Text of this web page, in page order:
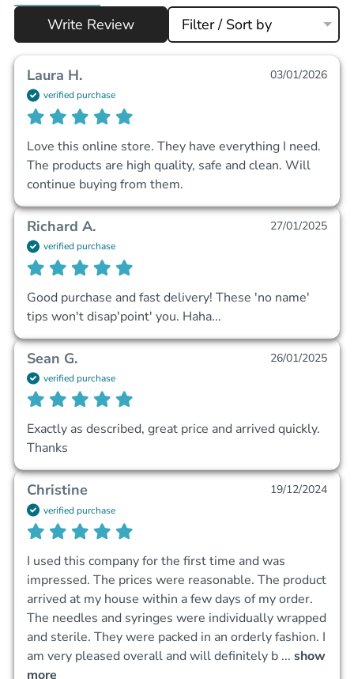
Write Review
Filter / Sort by
Laura H. 03/01/2026
verified purchase
Love this online store. They have everything I need.
The products are high quality, safe and clean. Will
continue buying from them.
Richard A. 27/01/2025
verified purchase
Good purchase and fast delivery! These 'no name'
tips won't disap'point' you. Haha...
Sean G. 26/01/2025
verified purchase
Exactly as described, great price and arrived quickly.
Thanks
Christine 19/12/2024
verified purchase
I used this company for the first time and was
impressed. The prices were reasonable. The product
arrived at my house within a few days of my order.
The needles and syringes were individually wrapped
and sterile. They were packed in an orderly fashion. I
am very pleased overall and will definitely b ... show
more